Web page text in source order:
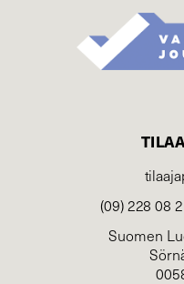
(09) 228 08
Suomen